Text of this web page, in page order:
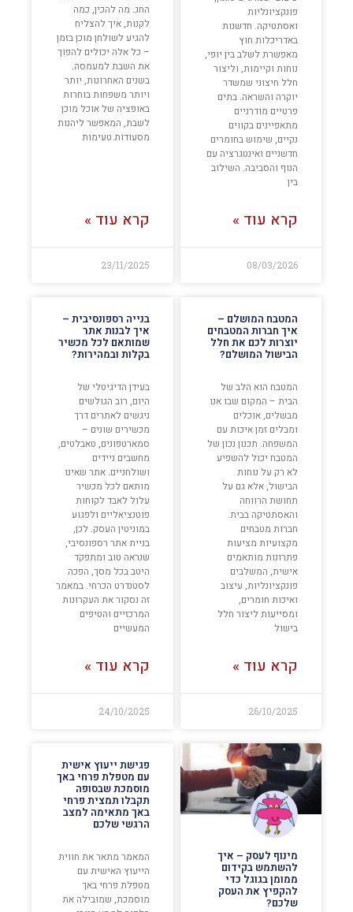
פונקציונליות
ואסתטיקה. חדשנות
באדריכלות חוץ
מאפשרת לשלב בין יופי,
נוחות וקיימות, וליצור
חלל חיצוני שמשדר
יוקרה והשראה. בתים
פרטיים מודרניים
מתאפיינים בקווים
נקיים, שימוש בחומרים
חדשניים ואינטגרציה עם
הנוף והסביבה. השילוב
בין
קרא עוד »
08/03/2026
החג. מה להכין, כמה
לקנות, איך להצליח
להגיע לשולחן מוכן בזמן
– כל אלה יכולים להפוך
את השבת למעמסה.
בשנים האחרונות, יותר
ויותר משפחות בוחרות
באופציה של אוכל מוכן
לשבת, המאפשר ליהנות
מסעודות טעימות
קרא עוד »
23/11/2025
המטבח המושלם –
איך חברות המטבחים
יוצרות לכם את חלל
הבישול המושלם?
המטבח הוא הלב של
הבית – המקום שבו אנו
מבשלים, אוכלים
ומבלים זמן איכות עם
המשפחה. תכנון נכון של
המטבח יכול להשפיע
לא רק על נוחות
הבישול, אלא גם על
תחושת הרווחה
והאסתטיקה בבית.
חברות מטבחים
מקצועיות מציעות
פתרונות מותאמים
אישית, המשלבים
פונקציונליות, עיצוב
ואיכות חומרים,
ומסייעות ליצור חלל
בישול
קרא עוד »
26/10/2025
בנייה רספונסיבית –
איך לבנות אתר
שמותאם לכל מכשיר
בקלות ובמהירות?
בעידן הדיגיטלי של
היום, רוב הגולשים
ניגשים לאתרים דרך
מכשירים שונים –
סמארטפונים, טאבלטים,
מחשבים ניידים
ושולחניים. אתר שאינו
מותאם לכל מכשיר
עלול לאבד לקוחות
פוטנציאליים ולפגוע
במוניטין העסק. לכן,
בניית אתר רספונסיבי,
שנראה טוב ומתפקד
היטב בכל מסך, הפכה
לסטנדרט הכרחי. במאמר
זה נסקור את העקרונות
המרכזיים והטיפים
המעשיים
קרא עוד »
24/10/2025
מינוף לעסק – איך
להשתמש בקידום
ממומן בגוגל כדי
להקפיץ את העסק
שלכם?
פגישת ייעוץ אישית
עם מטפלת פרחי באך
מוסמכת שבסופה
תקבלו תמצית פרחי
באך מתאימה למצב
הרגשי שלכם
המאמר מתאר את חווית
הייעוץ האישית עם
מטפלת פרחי באך
מוסמכת, שמובילה את